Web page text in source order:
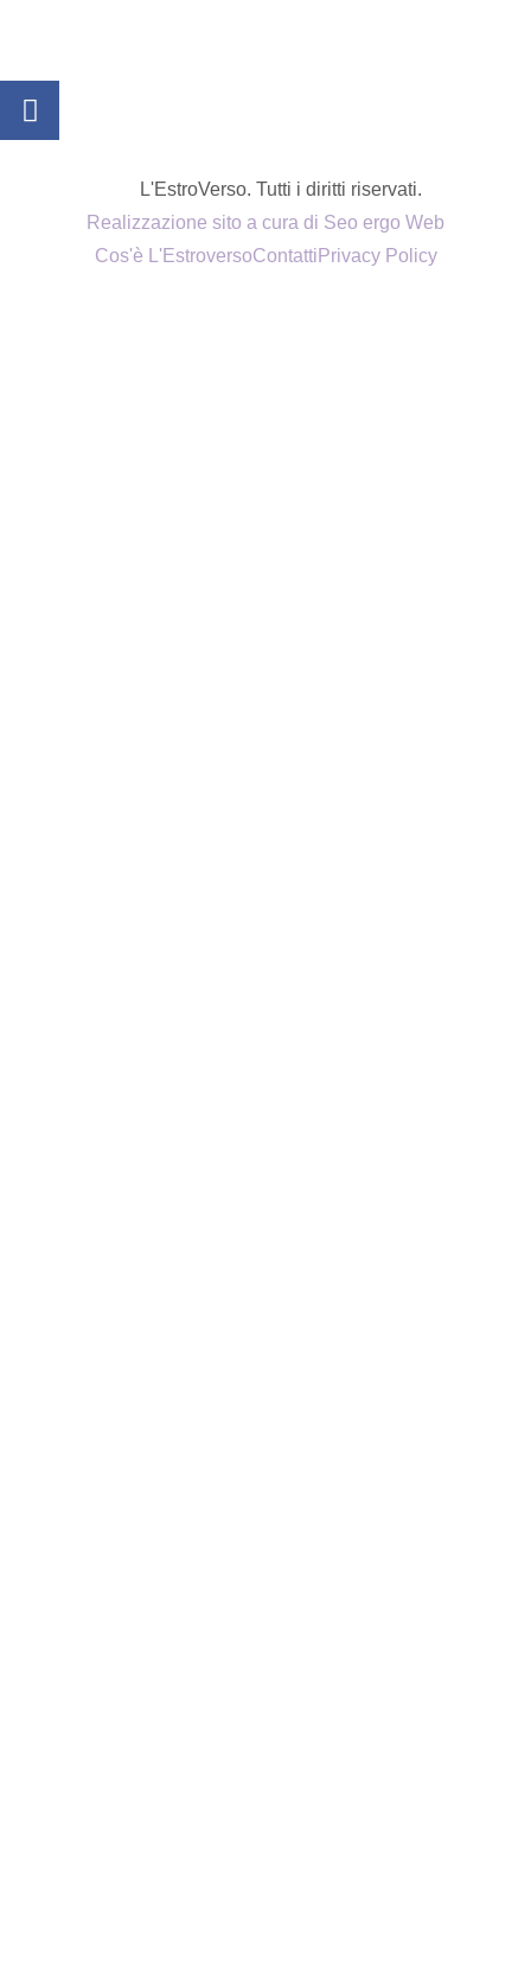
L'EstroVerso. Tutti i diritti riservati.
Realizzazione sito a cura di Seo ergo Web
Cos'è L'EstroversoContatti Privacy Policy